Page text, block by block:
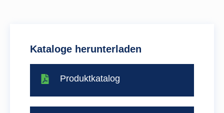
Kataloge herunterladen
Produktkatalog